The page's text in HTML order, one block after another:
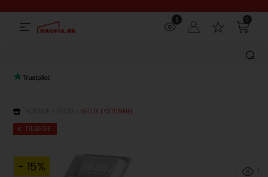
1 0
»VELUX LYSTUNNEL
TILBAGE
- 15% 1